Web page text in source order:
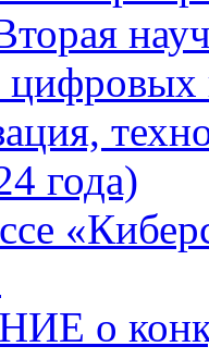
цифровых
года)
о